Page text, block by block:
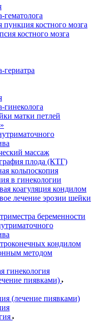
гематолога
пункция костного мозга
костного мозга
гериатра
гинеколога
матки петлей
массаж
плода (КТГ)
кольпоскопия
в гинекологии
коагуляция кондилом
лечение эрозии шейки
беременности
кондилом
методом
гинекология
пиявками)
(лечение пиявками)